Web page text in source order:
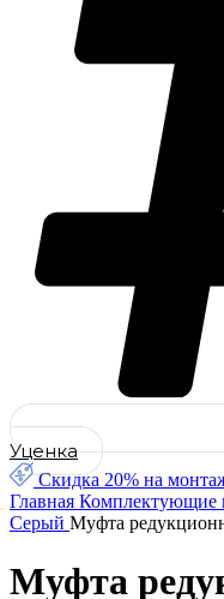
Уценка
Скидка 20% на
Главная Комплектующие
Серый Муфта
Муфта